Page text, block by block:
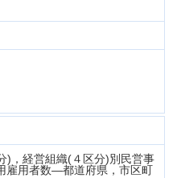
)，経営組織(４区分)別民営事
雇用者数―都道府県，市区町